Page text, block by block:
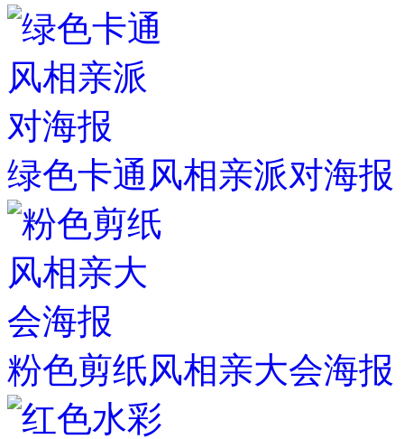
绿色卡通风相亲派对海报
粉色剪纸风相亲大会海报